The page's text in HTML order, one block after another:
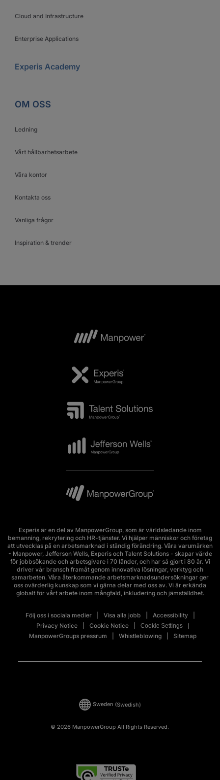
Cloud and Infrastructure
Enterprise Applications
Experis Academy
OM OSS
Ledning
Vårt hållbarhetsarbete
Våra kontor
Kontakta oss
Vanliga frågor
Inspiration & trender
Experis är en del av ManpowerGroup, som är världsledande inom
bemanning, rekrytering och HR-tjänster. Vi hjälper människor och företag
att utvecklas på en arbetsmarknad i ständig förändring. Våra varumärken
- Manpower, Jefferson Wells, Experis och Talent Solutions - skapar värde
för jobbsökande och arbetsgivare i 70 länder, och har så gjort i 80 år. Vi
driver vår bransch framåt genom innovativa lösningar, verktyg och
samarbeten. Våra återkommande arbetsmarknadsundersökningar ger
oss ovärderlig kunskap som vi gärna delar med oss av. Vi är erkända
globalt för vårt arbete inom mångfald, inkludering och jämställdhet.
Följ oss i sociala medier Visa alla jobb
Accessibility
Privacy Notice
Cookie Notice Cookie Settings
ManpowerGroups pressrum Whistleblowing Sitemap
© 2026 ManpowerGroup All Rights Reserved.
Sweden (Swedish)